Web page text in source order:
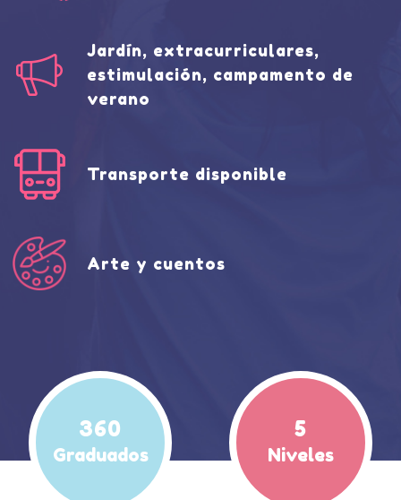
Jardín, extracurriculares,
estimulación, campamento de
verano
Transporte disponible
Arte y cuentos
360
Graduados
5
Niveles